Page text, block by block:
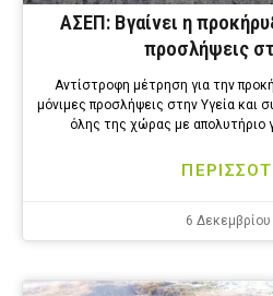
ΑΣΕΠ: Βγαίνει η
προσλήψεις
Αντίστροφη μέτρηση για την
μόνιμες προσλήψεις στην Υγεία και
όλης της χώρας με απολυτήριο
6